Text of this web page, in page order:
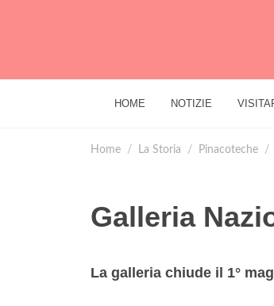
HOME NOTIZIE
Home La Storia Pinacoteche
Galleria
La galleria chiude il 1°